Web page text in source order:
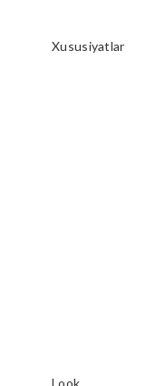
Xususiyatlar
Look